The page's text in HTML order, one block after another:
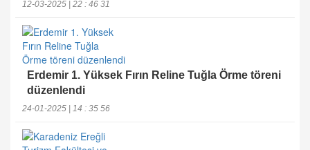
12-03-2025 | 22 : 46 31
Erdemir 1. Yüksek Fırın Reline Tuğla Örme töreni
düzenlendi
24-01-2025 | 14 : 35 56